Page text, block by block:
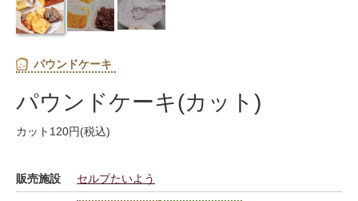
パウンドケーキ
パウンドケーキ(カット)
カット120円(税込)
販売施設 セルプたいよう